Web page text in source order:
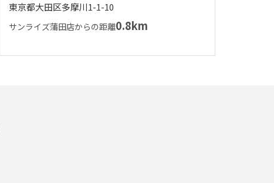
東京都大田区多摩川1-1-10
サンライズ蒲田店からの距離0.8km